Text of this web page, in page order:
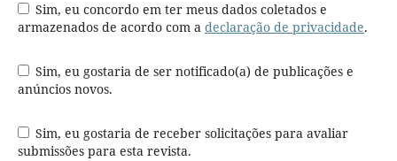
Sim, eu concordo em ter meus dados coletados e
armazenados de acordo com a declaração de privacidade.
Sim, eu gostaria de ser notificado(a) de publicações e
anúncios novos.
Sim, eu gostaria de receber solicitações para avaliar
submissões para esta revista.